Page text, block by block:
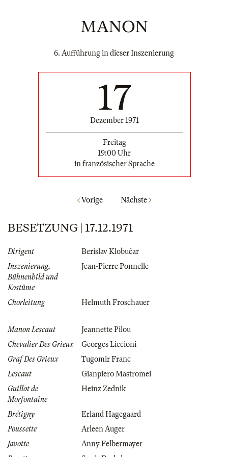
MANON
6. Aufführung in dieser Inszenierung
17
Dezember 1971
Freitag
19:00 Uhr
in französischer Sprache
Vorige Nächste
BESETZUNG | 17.12.1971
Dirigent
Berislav Klobučar
Inszenierung,
Bühnenbild und
Kostüme
Jean-Pierre Ponnelle
Chorleitung Helmuth Froschauer
Manon Lescaut
Jeannette Pilou
Chevalier Des Grieux
Georges Liccioni
Graf Des Grieux
Tugomir Franc
Lescaut
Gianpiero Mastromei
Guillot de
Morfontaine
Heinz Zednik
Brétigny
Erland Hagegaard
Poussette
Arleen Auger
Javotte
Anny Felbermayer